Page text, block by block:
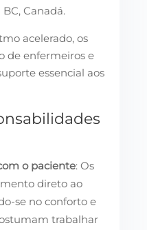
Canadá.
acelerado, os
de enfermeiros e
essencial aos
o paciente: Os
direto ao
se no conforto e
trabalhar